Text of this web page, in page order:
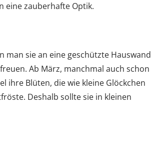
eine zauberhafte Optik.
man sie an eine geschützte Hauswand
Ab März, manchmal auch schon
ihre Blüten, die wie kleine Glöckchen
Deshalb sollte sie in kleinen